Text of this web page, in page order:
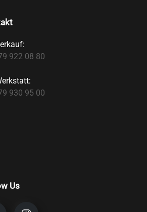
922 08 80
930 95 00
Us